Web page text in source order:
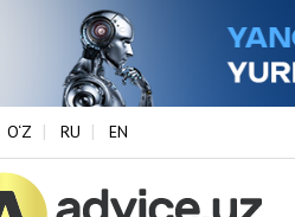
O‘Z RU EN